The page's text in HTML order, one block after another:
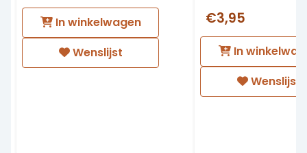
In winkelwagen
Wenslijst
€3,95
In
Wenslijst